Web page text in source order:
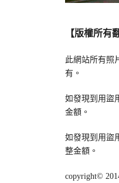
【版權所有
此網站所有照
有。
如發現到用盜
金額。
如發現到用盜
整金額。
copyright©